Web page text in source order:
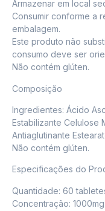
Armazenar em local
Consumir conforme a
embalagem.
Este produto não
consumo deve ser
Não contém glúten.
Composição
Ingredientes: Ácido
Estabilizante Celulose
Antiaglutinante
Não contém glúten.
Especificações do
Quantidade: 60
Concentração: